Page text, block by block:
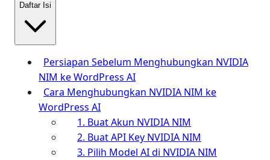
Daftar Isi
Persiapan Sebelum Menghubungkan NVIDIA
NIM ke WordPress AI
Cara Menghubungkan NVIDIA NIM ke
WordPress AI
1. Buat Akun NVIDIA NIM
2. Buat API Key NVIDIA NIM
3. Pilih Model AI di NVIDIA NIM